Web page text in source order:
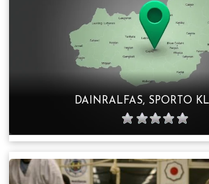
DAINRALFAS, SPORTO